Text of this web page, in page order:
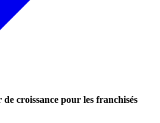
croissance pour les franchisés